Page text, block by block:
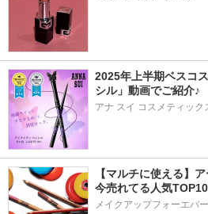
2025年上半期ベスコ
シル」動画でご紹介♪
アナ スイ コスメティック
【マルチに使える】
今売れてる人気TOP10
メイクアップフォーエバー